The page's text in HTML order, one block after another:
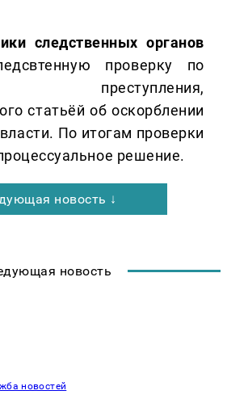
следственных органов
проверку по
преступления,
статьёй об оскорблении
По итогам проверки
решение.
новость ↓
новость
новостей